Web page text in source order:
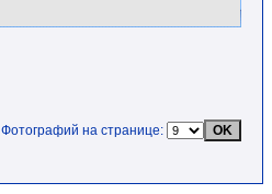
Фотографий на странице: